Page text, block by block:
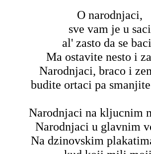
O narodnjaci,
sve vam je u saci
al' zasto da se
Ma ostavite nesto i
Narodnjaci, braco i
budite ortaci pa
Narodnjaci na kljucnim
Narodnjaci u glavnim
Na dzinovskim